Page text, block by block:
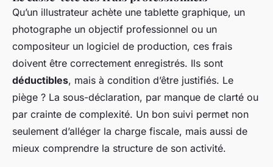
Qu’un illustrateur achète une tablette graphique, un
photographe un objectif professionnel ou un
compositeur un logiciel de production, ces frais
doivent être correctement enregistrés. Ils sont
déductibles, mais à condition d’être justifiés. Le
piège ? La sous-déclaration, par manque de clarté ou
par crainte de complexité. Un bon suivi permet non
seulement d’alléger la charge fiscale, mais aussi de
mieux comprendre la structure de son activité.